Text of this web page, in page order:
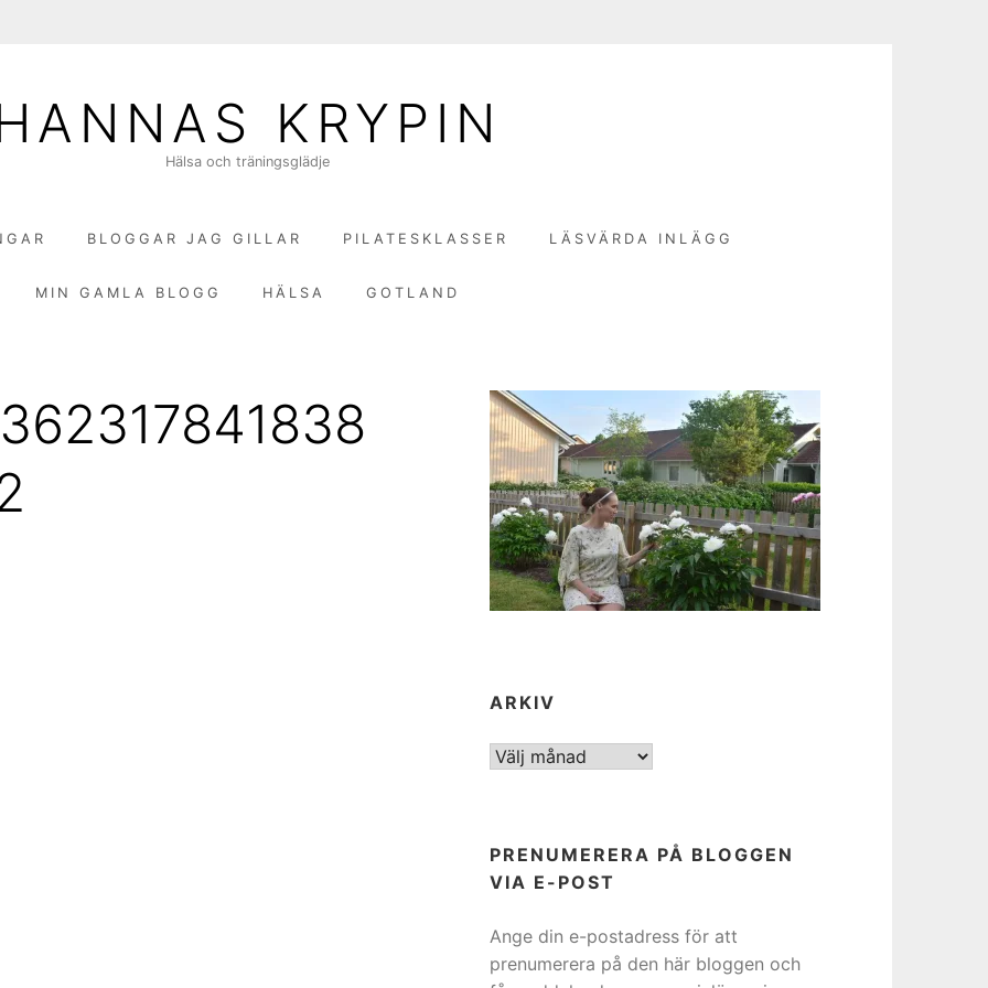
KRYPIN
Hälsa och träningsglädje
BLOGGAR JAG GILLAR PILATESKLASSER LÄSVÄRDA INLÄGG
MIN GAMLA BLOGG HÄLSA GOTLAND
ARKIV
ARKIV
PRENUMERERA PÅ BLOGGEN
VIA E-POST
Ange din e-postadress för att
prenumerera på den här bloggen och